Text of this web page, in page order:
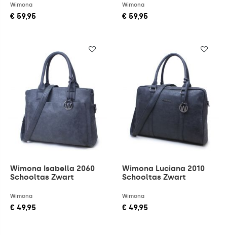
Wimona
€ 59,95
Wimona
€ 59,95
Wimona Isabella 2060
Schooltas Zwart
Wimona
€ 49,95
Wimona Luciana 2010
Schooltas Zwart
Wimona
€ 49,95